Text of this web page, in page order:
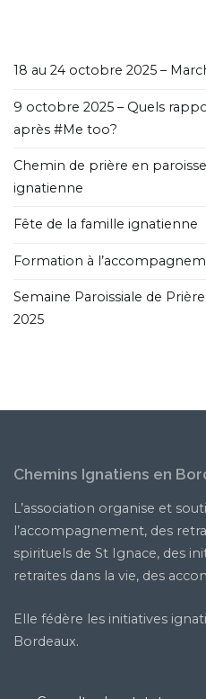
18 au 24 octobre 2025 –
9 octobre 2025 – Quels
après #Me too?
Chemin de prière en
ignatienne
Fête de la famille ignatienne
Formation à
Semaine Paroissiale de
2025
Chemins Ignatiens en
L’association organise et
l’accompagnement, des
spirituels de St Ignace, des
retraites dans la vie, des
Elle fédère les initiatives
Bordeaux.